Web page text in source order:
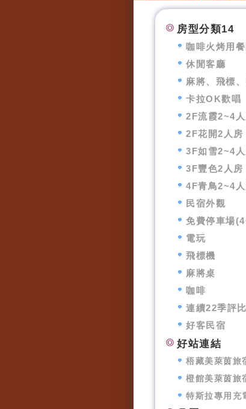
房型分類14
咖啡火烤用
休閒客廳
麻將、飛標
卡拉OK歡唱
2F流霞2~4
2F花開2人房
3F如雪2~4
3F豐色2人房
4F青鳥2~4
民宿外觀
免費停車場
電玩
飛標機
麻將桌
咖啡
連續22季評
好客民宿
好站連結
梧藏美萊茵旅
橙館美萊茵旅
特斯拉專用充